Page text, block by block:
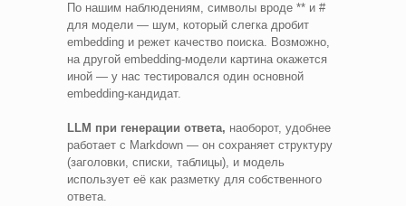
По нашим наблюдениям, символы вроде ** и #
для модели — шум, который слегка дробит
embedding и режет качество поиска. Возможно,
на другой embedding-модели картина окажется
иной — у нас тестировался один основной
embedding-кандидат.
LLM при генерации ответа, наоборот, удобнее
работает с Markdown — он сохраняет структуру
(заголовки, списки, таблицы), и модель
использует её как разметку для собственного
ответа.